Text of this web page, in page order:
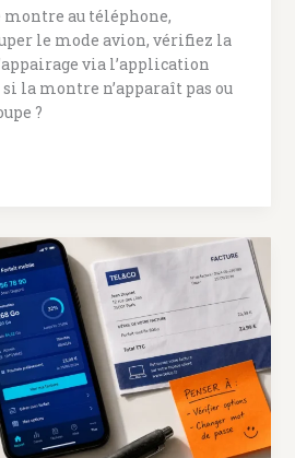
montre au téléphone,
le mode avion, vérifiez la
via l’application
la montre n’apparaît pas ou
?